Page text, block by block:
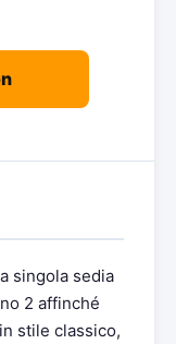
singola sedia
2 affinché
stile classico,